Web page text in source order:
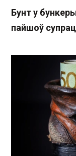
Бунт у
пайшоў